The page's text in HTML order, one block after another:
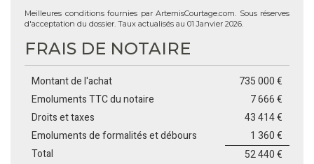
Meilleures conditions fournies par ArtemisCourtage.com. Sous réserves
d'acceptation du dossier. Taux actualisés au 01 Janvier 2026.
FRAIS DE NOTAIRE
Montant de l'achat
735 000 €
Emoluments TTC du notaire
7 666 €
Droits et taxes
43 414 €
Emoluments de formalités et débours
1 360 €
Total
52 440 €